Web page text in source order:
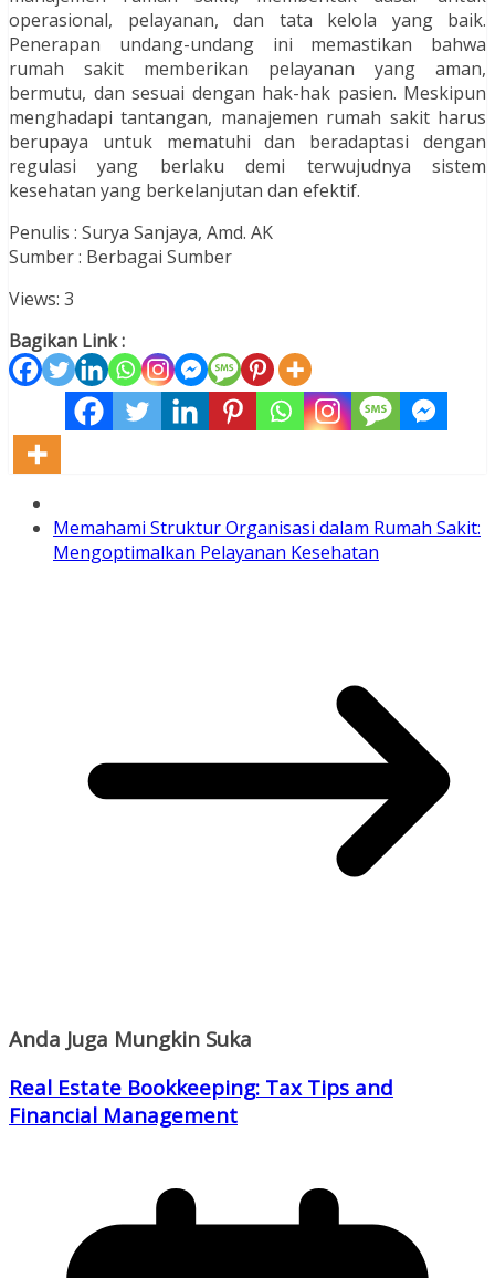
operasional, pelayanan, dan tata kelola yang baik.
Penerapan undang-undang ini memastikan bahwa
rumah sakit memberikan pelayanan yang aman,
bermutu, dan sesuai dengan hak-hak pasien. Meskipun
menghadapi tantangan, manajemen rumah sakit harus
berupaya untuk mematuhi dan beradaptasi dengan
regulasi yang berlaku demi terwujudnya sistem
kesehatan yang berkelanjutan dan efektif.
Penulis : Surya Sanjaya, Amd. AK
Sumber : Berbagai Sumber
Views: 3
Bagikan Link :
Memahami Struktur Organisasi dalam Rumah Sakit:
Mengoptimalkan Pelayanan Kesehatan
Anda Juga Mungkin Suka
Real Estate Bookkeeping: Tax Tips and
Financial Management